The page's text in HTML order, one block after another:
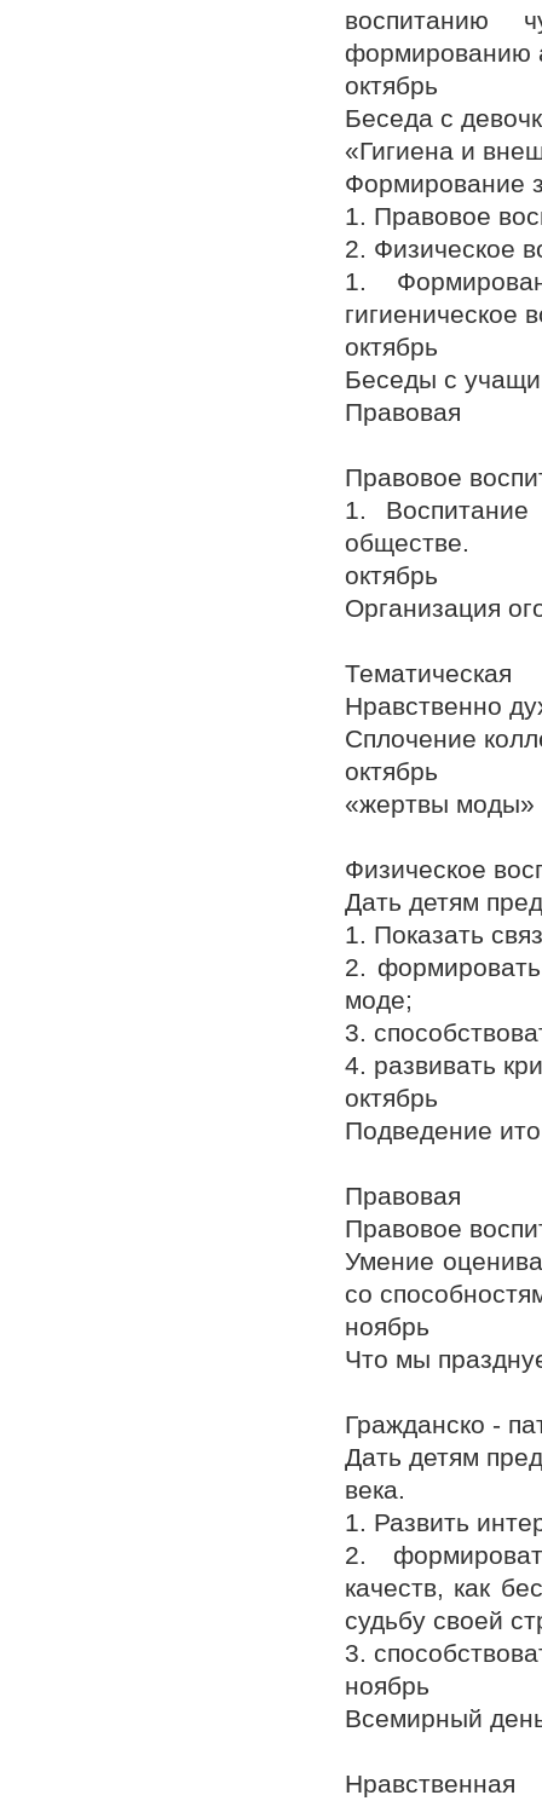
воспитанию
формированию
октябрь
Беседа с
«Гигиена и
Формирование
1. Правовое
2. Физическое
1.
гигиеническое
октябрь
Беседы с
Правовая
Правовое
1.
обществе.
октябрь
Организация
Тематическая
Нравственно
Сплочение
октябрь
«жертвы моды»
Физическое
Дать детям
1. Показать
2.
моде;
3.
4. развивать
октябрь
Подведение
Правовая
Правовое
Умение
со
ноябрь
Что мы
Гражданско -
Дать детям
века.
1. Развить
2.
качеств, как
судьбу своей
3.
ноябрь
Всемирный
Нравственная